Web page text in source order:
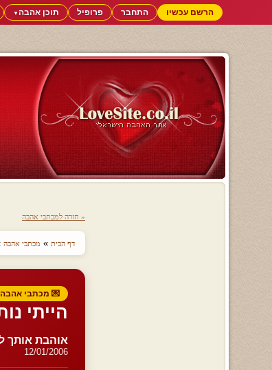
הרשם עכשיו התחבר פרופיל תוכן אהבה▼
« חזרה למכתבי אהבה
דף הבית » מכתבי אהבה
💌 מכתבי אהבה
הייתי
אוהבת אותך
12/01/2006